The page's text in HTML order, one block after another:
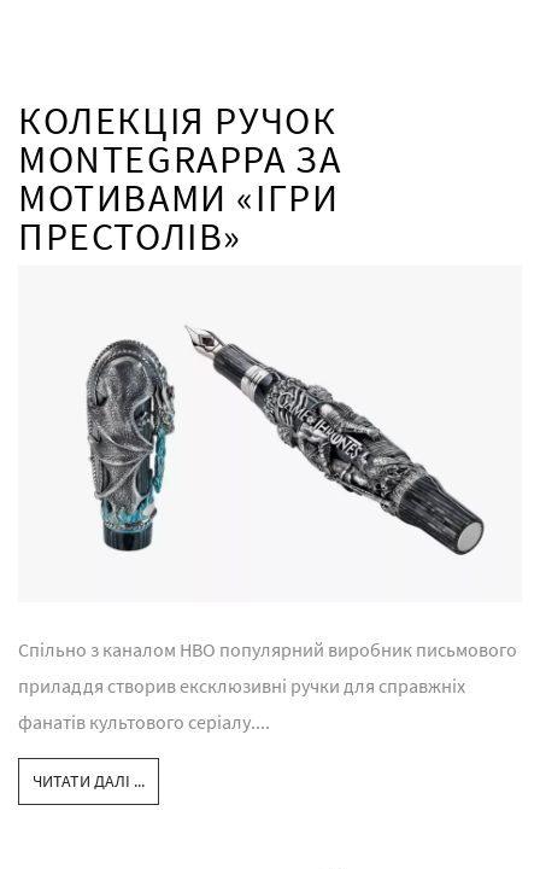
КОЛЕКЦІЯ РУЧОК
MONTEGRAPPA ЗА
МОТИВАМИ «ІГРИ
ПРЕСТОЛІВ»
Спільно з каналом HBO популярний виробник письмового
приладдя створив ексклюзивні ручки для справжніх
фанатів культового серіалу....
ЧИТАТИ ДАЛІ ...